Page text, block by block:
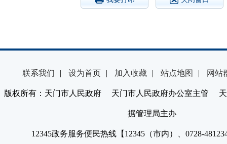
联系我们 | 设为首页 | 加入收藏 | 站点地图 | 网站
版权所有：天门市人民政府 天门市人民政府办公室主管 天
据管理局主办
12345政务服务便民热线【12345（市内）、0728-